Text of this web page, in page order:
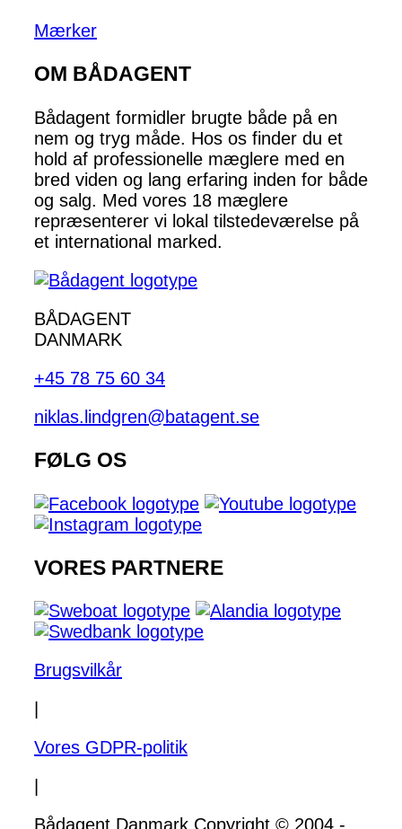
Mærker
OM BÅDAGENT
Bådagent formidler brugte både på en
nem og tryg måde. Hos os finder du et
hold af professionelle mæglere med en
bred viden og lang erfaring inden for både
og salg. Med vores 18 mæglere
repræsenterer vi lokal tilstedeværelse på
et international marked.
BÅDAGENT
DANMARK
+45 78 75 60 34
niklas.lindgren@batagent.se
FØLG OS
VORES PARTNERE
Brugsvilkår
Vores GDPR-politik
Bådagent Danmark Copyright © 2004 -